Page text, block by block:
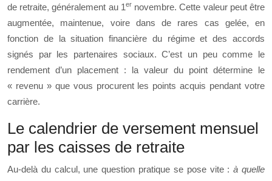
de retraite, généralement au 1ernovembre. Cette valeur peut être
augmentée, maintenue, voire dans de rares cas gelée, en
fonction de la situation financière du régime et des accords
signés par les partenaires sociaux. C’est un peu comme le
rendement d’un placement : la valeur du point détermine le
« revenu » que vous procurent les points acquis pendant votre
carrière.
Le calendrier de versement mensuel
par les caisses de retraite
Au-delà du calcul, une question pratique se pose vite :à quelle